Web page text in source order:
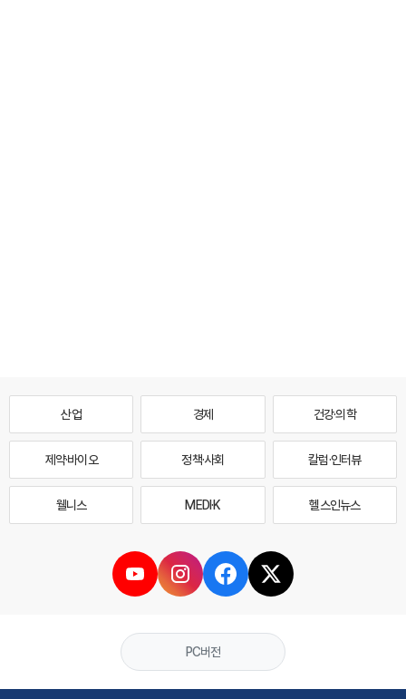
산업 경제 건강·의학
제약·바이오 정책·사회 칼럼·인터뷰
웰니스 MEDI·K 헬스인뉴스
PC버전